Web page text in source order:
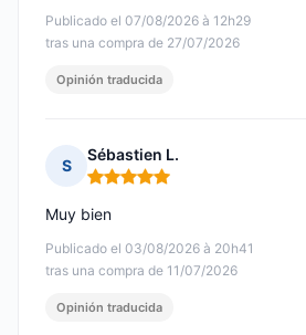
Publicado el 07/08/2026 à 12h29
tras una compra de 27/07/2026
Opinión traducida
S
Sébastien L.
Nota: 5 de 5
Publicado el 03/08/2026 à 20h41
tras una compra de 11/07/2026
Muy bien
Opinión traducida